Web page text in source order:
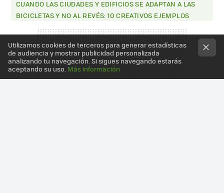
CUANDO LAS CIUDADES Y EDIFICIOS SE ADAPTAN A LAS
BICICLETAS Y NO AL REVÉS: 10 CREATIVOS EJEMPLOS
Utilizamos cookies de terceros para generar estadísticas
de audiencia y mostrar publicidad personalizada
analizando tu navegación. Si sigues navegando estarás
aceptando su uso. Más información